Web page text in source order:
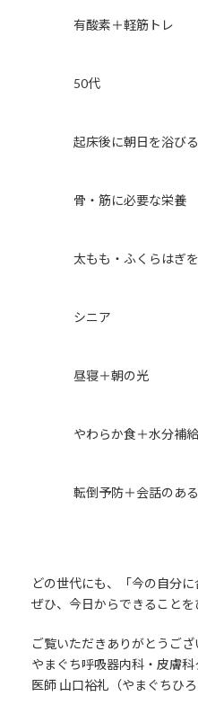
有酸素＋軽筋トレ
50代
起床後に朝日を浴びる
骨・筋に必要な栄養
太もも・ふくらはぎ
シニア
昼寝＋朝の光
やわらか食＋水分補給
転倒予防＋会話のあ
どの世代にも、「今の自分
ぜひ、今日からできること
ご覧いただきありがとうござ
やまぐち呼吸器内科・皮膚科
医師 山口裕礼（やまぐちひ